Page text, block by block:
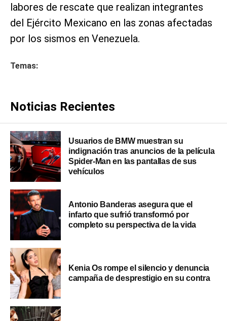
labores de rescate que realizan integrantes
del Ejército Mexicano en las zonas afectadas
por los sismos en Venezuela.
Temas:
Noticias Recientes
Usuarios de BMW muestran su
indignación tras anuncios de la película
Spider-Man en las pantallas de sus
vehículos
Antonio Banderas asegura que el
infarto que sufrió transformó por
completo su perspectiva de la vida
Kenia Os rompe el silencio y denuncia
campaña de desprestigio en su contra